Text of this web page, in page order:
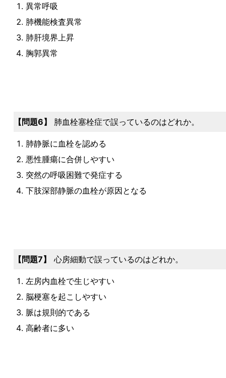
異常呼吸
肺機能検査異常
肺肝境界上昇
胸郭異常
問題6 肺血栓塞栓症で誤っているのはどれか。
肺静脈に血栓を認める
悪性腫瘍に合併しやすい
突然の呼吸困難で発症する
下肢深部静脈の血栓が原因となる
問題7 心房細動で誤っているのはどれか。
左房内血栓で生じやすい
脳梗塞を起こしやすい
脈は規則的である
高齢者に多い